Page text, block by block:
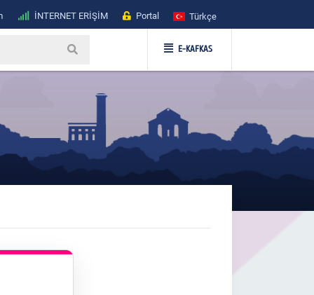
İNTERNET ERİŞİM Portal Türkçe
E-KAFKAS